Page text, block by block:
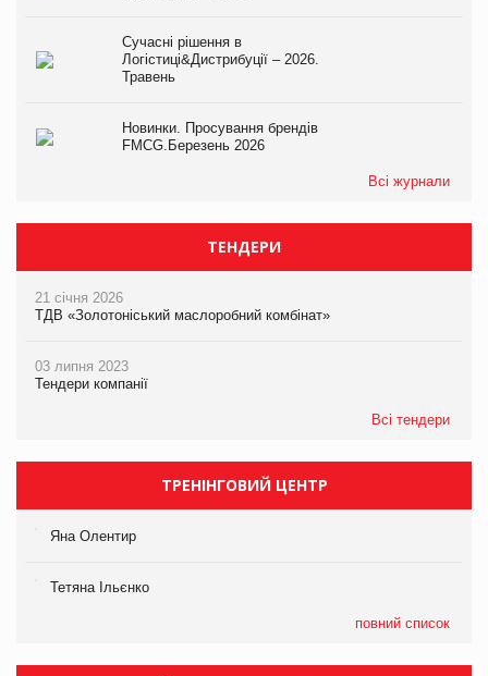
Сучасні рішення в
Логістиці&Дистрибуції – 2026.
Травень
Новинки. Просування брендів
FMCG.Березень 2026
Всі журнали
ТЕНДЕРИ
21 січня 2026
ТДВ «Золотоніський маслоробний комбінат»
03 липня 2023
Тендери компанії
Всі тендери
ТРЕНІНГОВИЙ ЦЕНТР
Яна Олентир
Тетяна Ільєнко
повний список